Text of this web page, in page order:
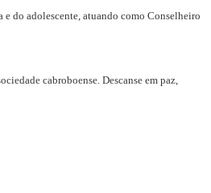
do adolescente, atuando como Conselheiro
cabroboense. Descanse em paz,